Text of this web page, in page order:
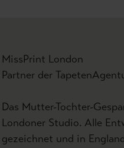
MissPrint London
Partner der
Das Mutter-Tochter-
Londoner Studio. Alle
gezeichnet und in